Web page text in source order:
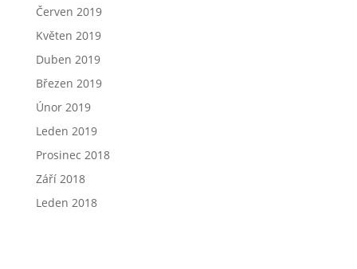
Červen 2019
Květen 2019
Duben 2019
Březen 2019
Únor 2019
Leden 2019
Prosinec 2018
Září 2018
Leden 2018